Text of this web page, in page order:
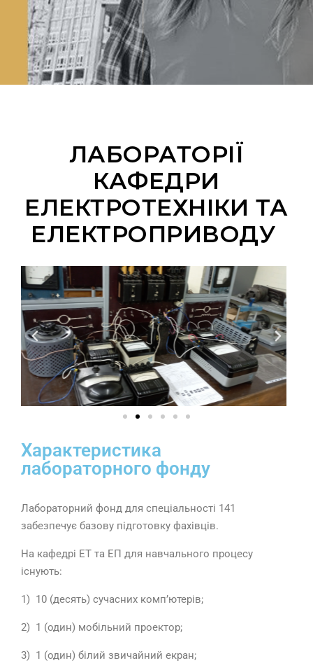
ЛАБОРАТОРІЇ
КАФЕДРИ
ЕЛЕКТРОТЕХНІКИ ТА
ЕЛЕКТРОПРИВОДУ
Характеристика
лабораторного фонду
Лабораторний фонд для спеціальності 141
забезпечує базову підготовку фахівців.
На кафедрі ЕТ та ЕП для навчального процесу
існують:
1) 10 (десять) сучасних комп’ютерів;
2) 1 (один) мобільний проектор;
3) 1 (один) білий звичайний екран;